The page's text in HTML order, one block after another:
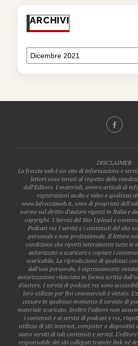
ARCHIVI
DISCLAIMER
La freccia web è un sito di informazione e
lettori sono tenuti al rispetto delle
dall’Editore. I materiali, ovvero articoli di
registrazioni audio e video e qualsiasi
www.lafrecciaweb.it, sono di proprietà
norme sul diritto d’autore vigenti in Italia e
copyright. I Servizi del Sito Upload e
Podcast rss I servizi e i contenuti del sito
personale e non professionale. Il lettore
condizione che riporti interamente tutte le
autorizzato a scaricare e copiare i
scaricabile. La riproduzione di qualsiasi
dall’uso personale, è espressamente
autorizzazione rilasciata in forma scritta
d’autore. I servizi di podcast rss sono
loro utilizzo per fini commerciali è vietato.
cessare in qualsiasi momento il servizio di
materiale scaricato. Inoltre l’editore non
i contenuti e ai servizi di podcast e rss,
utilizzo di siti internet, computer o dispositivi
siano serviti di tali contenuti e servizi.
responsabile dei siti collegati tramite link né